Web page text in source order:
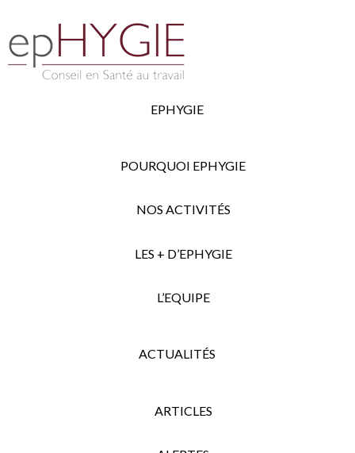
EPHYGIE
POURQUOI EPHYGIE
NOS ACTIVITÉS
LES + D’EPHYGIE
L’EQUIPE
ACTUALITÉS
ARTICLES